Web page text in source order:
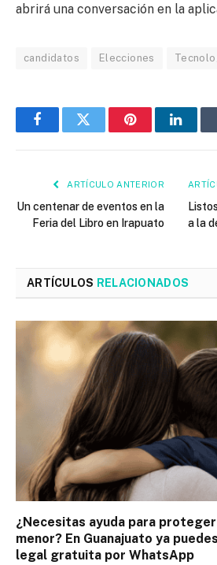
abrirá una conversación en la
candidatos Elecciones
FacebookTwitter Pinterest
ARTÍCULO ANTERIOR
Un centenar de eventos en la
Feria del Libro en Irapuato
a la
ARTÍCULOS RELACIONADOS
¿Necesitas ayuda para
menor? En Guanajuato ya
legal gratuita por WhatsApp